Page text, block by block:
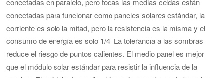
conectadas para funcionar como paneles solares estándar, la
corriente es solo la mitad, pero la resistencia es la misma y el
consumo de energía es solo 1/4. La tolerancia a las sombras
reduce el riesgo de puntos calientes. El medio panel es mejor
que el módulo solar estándar para resistir la influencia de la